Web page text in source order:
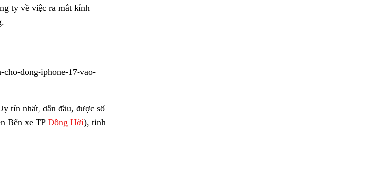
ty về việc ra mắt kính
cho-dong-iphone-17-vao-
tín nhất, dẫn đầu, được số
Bến xe TP Đồng Hới), tỉnh